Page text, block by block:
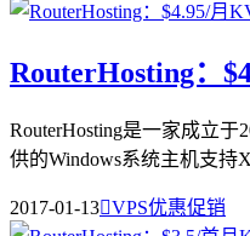
RouterHosting：
RouterHosting是一家成立
供的Windows系统主机支持
2017-01-13VPS优惠促销